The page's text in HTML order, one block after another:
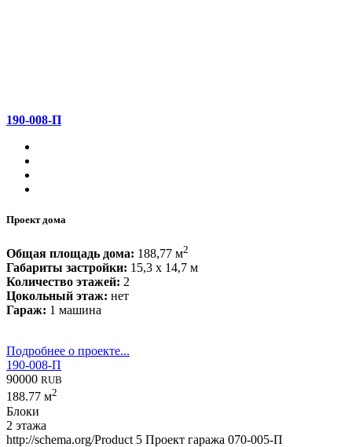
190-008-П
Проект дома
Общая площадь дома: 188,77 м2
Габариты застройки: 15,3 x 14,7 м
Количество этажей: 2
Цокольный этаж: нет
Гараж: 1 машина
Подробнее о проекте...
190-008-П
90000 RUB
188.77 м2
Блоки
2 этажа
http://schema.org/Product 5 Проект гаража 070-005-П